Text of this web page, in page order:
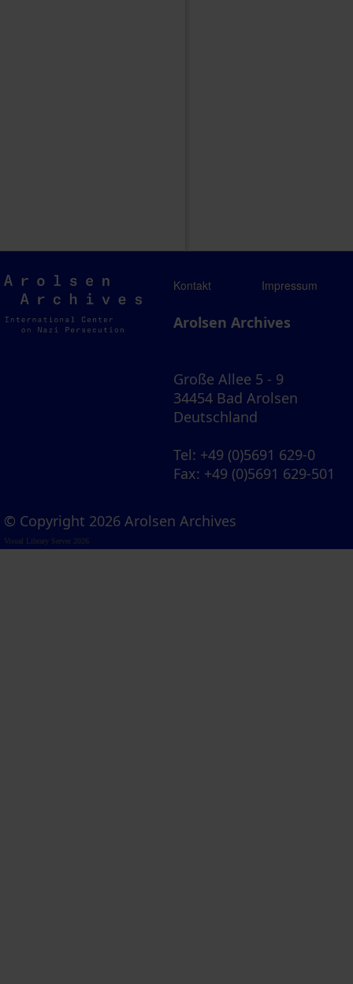
Arolsen
Archives
Kontakt Impressum
Arolsen Archives
Große Allee 5 - 9
34454 Bad Arolsen
Deutschland
Tel: +49 (0)5691 629-0
Fax: +49 (0)5691 629-501
© Copyright 2026 Arolsen Archives
Visual Library Server 2026